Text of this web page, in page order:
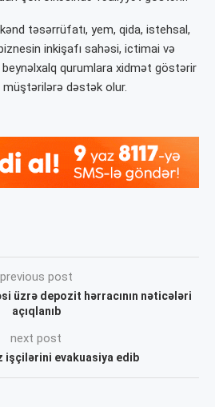
təsərrüfatı, yem, qida, istehsal,
inkişafı sahəsi, ictimai və
qurumlara xidmət göstərir
dəstək olur.
previous post
üzrə depozit hərracının nəticələri
açıqlanıb
next post
işçilərini evakuasiya edib